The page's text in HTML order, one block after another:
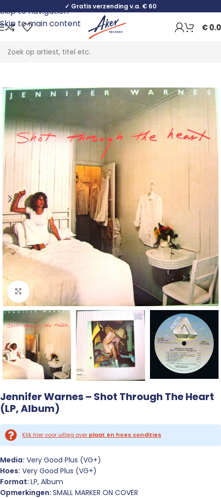
Skip to navigation
Skip to main content
✓ Gratis verzending v.a. € 60
€
Home Pop
Click to enlarge
Jennifer Warnes – Shot Through The Heart
(LP, Album)
Klik hier voor uitleg over plaat en hoes condities
Media: Very Good Plus (VG+)
Hoes: Very Good Plus (VG+)
Format: LP, Album
Opmerkingen: SMALL MARKER ON COVER